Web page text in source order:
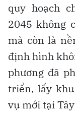
quy hoạch
2045 không
mà còn là
định hình
phương đã
triển, lấy
vụ mới tại